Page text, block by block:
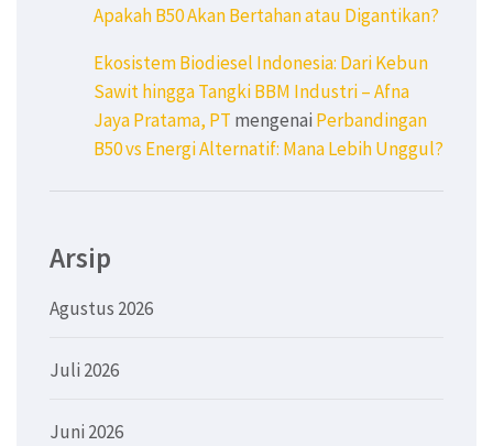
Apakah B50 Akan Bertahan atau Digantikan?
Ekosistem Biodiesel Indonesia: Dari Kebun
Sawit hingga Tangki BBM Industri – Afna
Jaya Pratama, PT mengenai Perbandingan
B50 vs Energi Alternatif: Mana Lebih Unggul?
Arsip
Agustus 2026
Juli 2026
Juni 2026